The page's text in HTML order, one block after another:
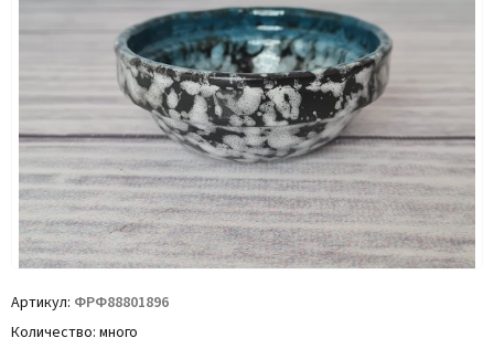
Артикул ФРФ88801896
Количество много